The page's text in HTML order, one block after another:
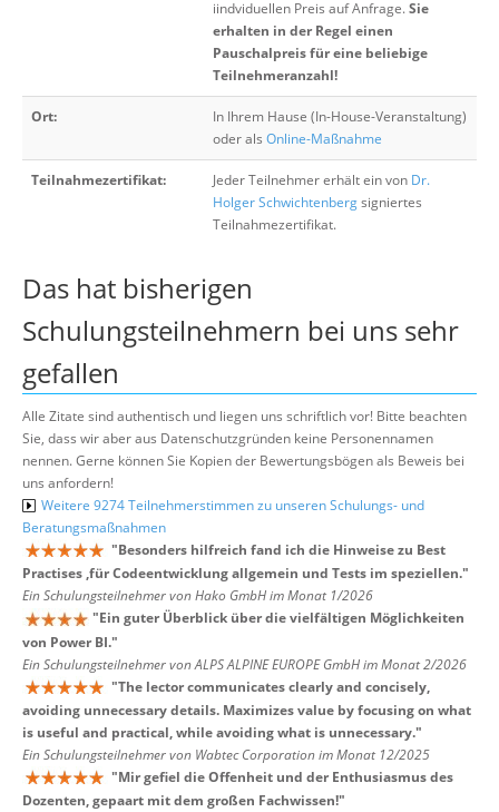
iindviduellen Preis auf Anfrage.Sie
erhalten in der Regel einen
Pauschalpreis für eine beliebige
Teilnehmeranzahl!
Ort:
In Ihrem Hause (In-House-Veranstaltung)
oder als Online-Maßnahme
Teilnahmezertifikat: Jeder Teilnehmer erhält ein von Dr.
Holger Schwichtenbergsigniertes
Teilnahmezertifikat.
Das hat bisherigen
Schulungsteilnehmern bei uns sehr
gefallen
Alle Zitate sind authentisch und liegen uns schriftlich vor! Bitte beachten
Sie, dass wir aber aus Datenschutzgründen keine Personennamen
nennen. Gerne können Sie Kopien der Bewertungsbögen als Beweis bei
uns anfordern!
Weitere 9274 Teilnehmerstimmen zu unseren Schulungs- und
Beratungsmaßnahmen
"Besonders hilfreich fand ich die Hinweise zu Best
Practises ,für Codeentwicklung allgemein und Tests im speziellen."
Ein Schulungsteilnehmer von Hako GmbH im Monat 1/2026
"Ein guter Überblick über die vielfältigen Möglichkeiten
von Power BI."
Ein Schulungsteilnehmer von ALPS ALPINE EUROPE GmbH im Monat 2/2026
"The lector communicates clearly and concisely,
avoiding unnecessary details. Maximizes value by focusing on what
is useful and practical, while avoiding what is unnecessary."
Ein Schulungsteilnehmer von Wabtec Corporation im Monat 12/2025
"Mir gefiel die Offenheit und der Enthusiasmus des
Dozenten, gepaart mit dem großen Fachwissen!"